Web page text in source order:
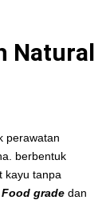
Natural
perawatan
berbentuk
kayu tanpa
Food grade dan